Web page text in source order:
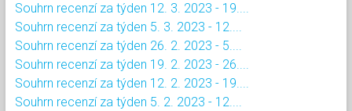
Souhrn recenzí za týden 12. 3. 2023 - 19....
Souhrn recenzí za týden 5. 3. 2023 - 12....
Souhrn recenzí za týden 26. 2. 2023 - 5....
Souhrn recenzí za týden 19. 2. 2023 - 26....
Souhrn recenzí za týden 12. 2. 2023 - 19....
Souhrn recenzí za týden 5. 2. 2023 - 12....